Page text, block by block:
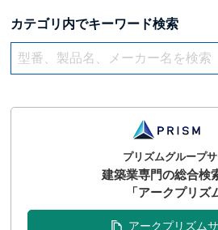
カテゴリ内でキーワード検索
プリズムグループ
建築業専門の総合検
「アークプリズ
アークプリズム